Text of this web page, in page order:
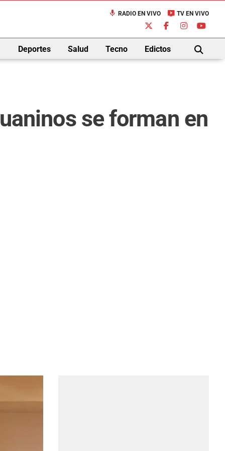
mic RADIO EN VIVO live_tv TV EN VIVO
Deportes Salud Tecno Edictos
BUSCAR
se forman en